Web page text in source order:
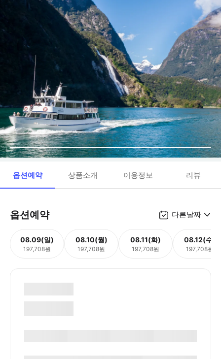
옵션예약 상품소개 이용정보 리뷰
옵션예약 다른날짜
08.09(일)
197,708원
08.10(월)
197,708원
08.11(화)
197,708원
08.12(수)
197,708원